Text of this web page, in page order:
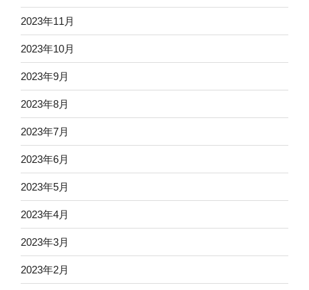
2023年11月
2023年10月
2023年9月
2023年8月
2023年7月
2023年6月
2023年5月
2023年4月
2023年3月
2023年2月